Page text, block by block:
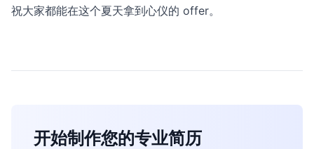
祝大家都能在这个夏天拿到心仪的 offer。
开始制作您的专业简历